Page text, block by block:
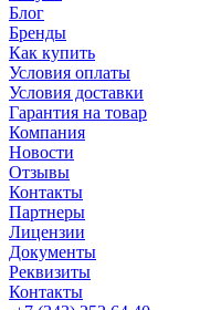
Блог
Бренды
Как купить
Условия оплаты
Условия доставки
Гарантия на товар
Компания
Новости
Отзывы
Контакты
Партнеры
Лицензии
Документы
Реквизиты
Контакты